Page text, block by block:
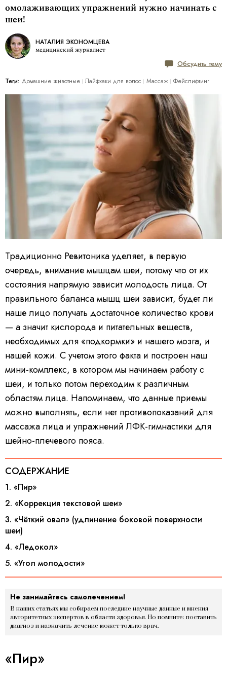
омолаживающих упражнений нужно начинать с
шеи!
НАТАЛИЯ ЭКОНОМЦЕВА
медицинский журналист
Обсудить тему
Теги: Домашние животные Лайфхаки для волос Массаж Фейслифтинг
Традиционно Ревитоника уделяет, в первую
очередь, внимание мышцам шеи, потому что от их
состояния напрямую зависит молодость лица. От
правильного баланса мышц шеи зависит, будет ли
наше лицо получать достаточное количество крови
— а значит кислорода и питательных веществ,
необходимых для «подкормки» и нашего мозга, и
нашей кожи. С учетом этого факта и построен наш
мини-комплекс, в котором мы начинаем работу с
шеи, и только потом переходим к различным
областям лица. Напоминаем, что данные приемы
можно выполнять, если нет противопоказаний для
массажа лица и упражнений ЛФК-гимнастики для
шейно-плечевого пояса.
СОДЕРЖАНИЕ
1. «Пир»
2. «Коррекция текстовой шеи»
3. «Чёткий овал» (удлинение боковой поверхности
шеи)
4. «Ледокол»
5. «Угол молодости»
Не занимайтесь самолечением!
В наших статьях мы собираем последние научные данные и мнения
авторитетных экспертов в области здоровья. Но помните: поставить
диагноз и назначить лечение может только врач.
«Пир»